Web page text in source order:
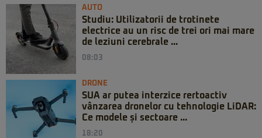
AUTO
Studiu: Utilizatorii de trotinete
electrice au un risc de trei ori mai mare
de leziuni cerebrale ...
08:03
DRONE
SUA ar putea interzice rertoactiv
vânzarea dronelor cu tehnologie LiDAR:
Ce modele și sectoare ...
18:20